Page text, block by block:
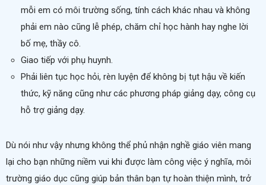
mỗi em có môi trường sống, tính cách khác nhau và không
phải em nào cũng lễ phép, chăm chỉ học hành hay nghe lời
bố mẹ, thầy cô.
Giao tiếp với phụ huynh.
Phải liên tục học hỏi, rèn luyện để không bị tụt hậu về kiến
thức, kỹ năng cũng như các phương pháp giảng dạy, công cụ
hỗ trợ giảng dạy.
Dù nói như vậy nhưng không thể phủ nhận nghề giáo viên mang
lại cho bạn những niềm vui khi được làm công việc ý nghĩa, môi
trường giáo dục cũng giúp bản thân bạn tự hoàn thiện mình, trở